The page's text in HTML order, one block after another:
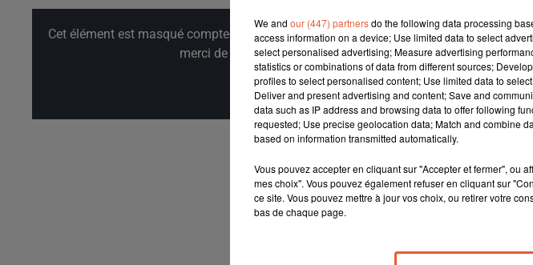
Cet élément est masqué compte-tenu du refus du dépôt de cookies que vous avez
merci de nous donner votre accord en cliquant sur le bouton
Afficher l'élément
We and our (447) partnersdo the following data processing
access information on a device; Use limited data to select
select personalised advertising; Measure advertising
statistics or combinations of data from different sources;
profiles to select personalised content; Use limited data to
Deliver and present advertising and content; Save and
data such as IP address and browsing data to offer following
requested; Use precise geolocation data; Match and combine
based on information transmitted automatically.
Vous pouvez accepter en cliquant sur "Accepter et fermer", ou
mes choix". Vous pouvez également refuser en cliquant sur
ce site. Vous pouvez mettre à jour vos choix, ou retirer votre
bas de chaque page.